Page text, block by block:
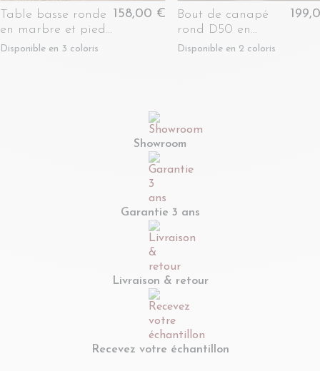
Table basse ronde
en marbre et pieds
en métal noir D50
Disponible en 3 coloris
158,00 €
Bout de canapé
rond D50 en
céramique pied
Disponible en 2 coloris
Showroom
Garantie 3 ans
Livraison & retour
Recevez votre échantillon